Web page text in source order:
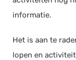
informatie.
Het is aan te
lopen en